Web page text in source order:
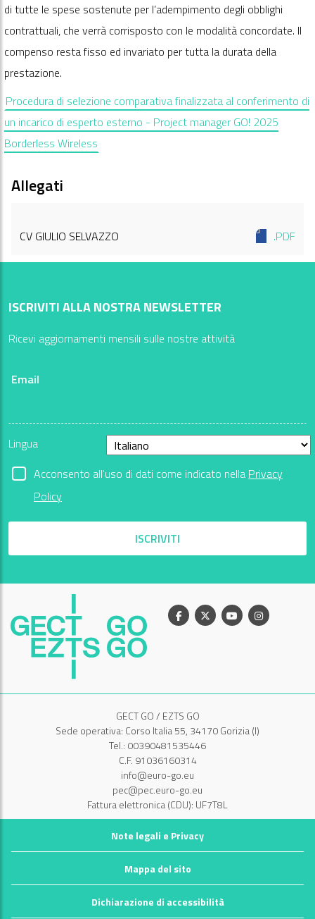
di tutte le spese sostenute per l’adempimento degli obblighi
contrattuali, che verrà corrisposto con le modalità concordate. Il
compenso resta fisso ed invariato per tutta la durata della
prestazione.
Procedura di selezione comparativa finalizzata al conferimento di
un incarico di esperto esterno - Project manager GO! 2025
Borderless Wireless
Allegati
CV GIULIO SELVAZZO .PDF
ISCRIVITI ALLA NOSTRA NEWSLETTER
Ricevi aggiornamenti mensili sulle nostre attività
Email
Lingua
Acconsento all'uso di dati come indicato nella Privacy
Policy
ISCRIVITI
Facebook
X YoutubeInstagram
GECT GO / EZTS GO
Sede operativa: Corso Italia 55, 34170 Gorizia (I)
Tel.: 00390481535446
C.F. 91036160314
info@euro-go.eu
pec@pec.euro-go.eu
Fattura elettronica (CDU): UF7T8L
Note legali e Privacy
Mappa del sito
Dichiarazione di accessibilità